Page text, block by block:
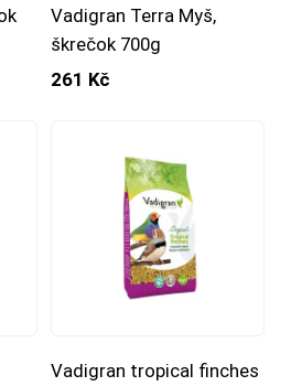
Vadigran Terra Myš,
škrečok 700g
261 Kč
Vadigran tropical finches